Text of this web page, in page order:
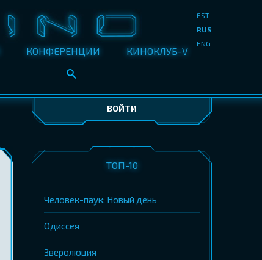
КОНФЕРЕНЦИИ КИНОКЛУБ-V
EST
RUS
ENG
ВОЙТИ
ТОП-10
Человек-паук: Новый день
Одиссея
Зверолюция